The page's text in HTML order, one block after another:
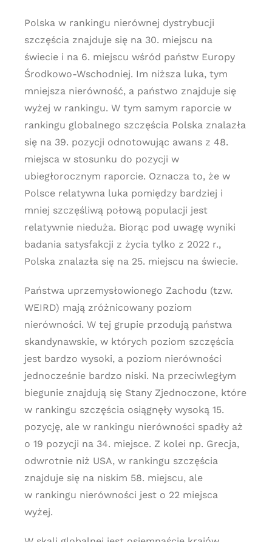
Polska w rankingu nierównej dystrybucji
szczęścia znajduje się na 30. miejscu na
świecie i na 6. miejscu wśród państw Europy
Środkowo-Wschodniej. Im niższa luka, tym
mniejsza nierówność, a państwo znajduje się
wyżej w rankingu. W tym samym raporcie w
rankingu globalnego szczęścia Polska znalazła
się na 39. pozycji odnotowując awans z 48.
miejsca w stosunku do pozycji w
ubiegłorocznym raporcie. Oznacza to, że w
Polsce relatywna luka pomiędzy bardziej i
mniej szczęśliwą połową populacji jest
relatywnie nieduża. Biorąc pod uwagę wyniki
badania satysfakcji z życia tylko z 2022 r.,
Polska znalazła się na 25. miejscu na świecie.
Państwa uprzemysłowionego Zachodu (tzw.
WEIRD) mają zróżnicowany poziom
nierówności. W tej grupie przodują państwa
skandynawskie, w których poziom szczęścia
jest bardzo wysoki, a poziom nierówności
jednocześnie bardzo niski. Na przeciwległym
biegunie znajdują się Stany Zjednoczone, które
w rankingu szczęścia osiągnęły wysoką 15.
pozycję, ale w rankingu nierówności spadły aż
o 19 pozycji na 34. miejsce. Z kolei np. Grecja,
odwrotnie niż USA, w rankingu szczęścia
znajduje się na niskim 58. miejscu, ale
w rankingu nierówności jest o 22 miejsca
wyżej.